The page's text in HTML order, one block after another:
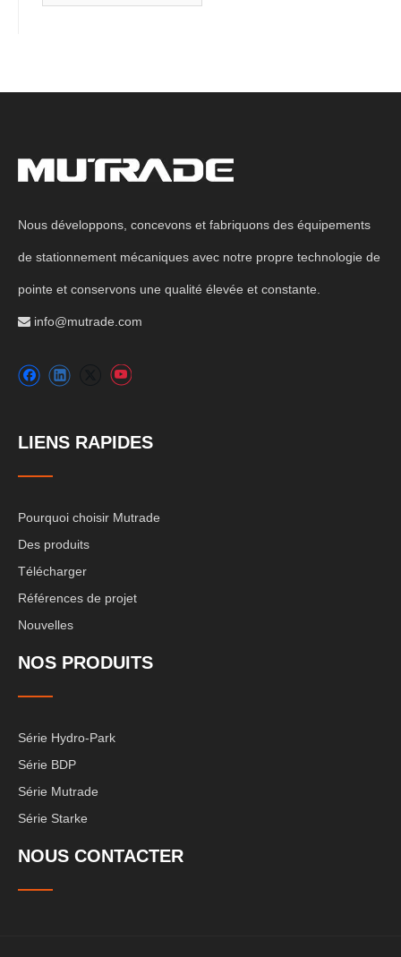
Nous développons, concevons et fabriquons des équipements
de stationnement mécaniques avec notre propre technologie de
pointe et conservons une qualité élevée et constante.
 info@mutrade.com
LIENS RAPIDES
Pourquoi choisir Mutrade
Des produits
Télécharger
Références de projet
Nouvelles
NOS PRODUITS
Série Hydro-Park
Série BDP
Série Mutrade
Série Starke
NOUS CONTACTER